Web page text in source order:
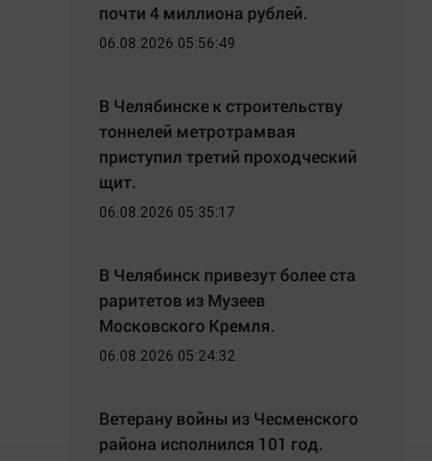
почти 4 миллиона рублей.
06.08.2026 05:56:49
В Челябинске к строительству
тоннелей метротрамвая
приступил третий проходческий
щит.
06.08.2026 05:35:17
В Челябинск привезут более ста
раритетов из Музеев
Московского Кремля.
06.08.2026 05:24:32
Ветерану войны из Чесменского
района исполнился 101 год.